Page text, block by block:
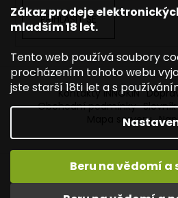
Zákaz prodeje
mladším 18 let.
Tento web používá soubory
procházením tohoto webu
jste starší 18ti let a s
Beru na vědomí a
Vítejte ve světě INNOKIN. Nabízíme
s
PŘIHLÁSIT SE
Kontakty INNOKIN
Obchodní podmínky
Mapa serveru
Vytvořil
Copyright 2026INNOKIN -